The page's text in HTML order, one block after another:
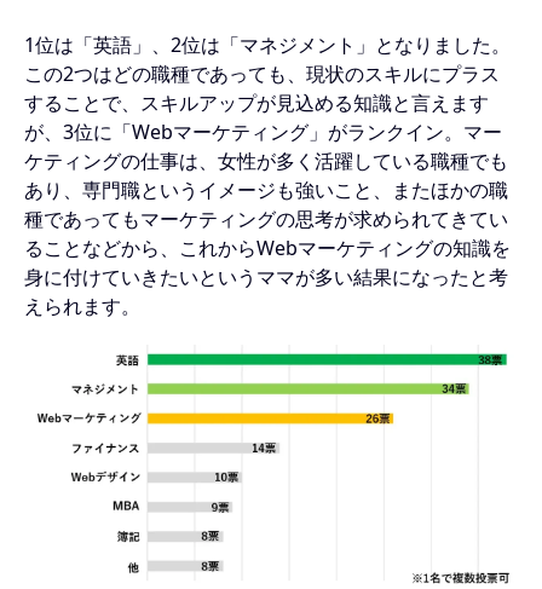
1位は「英語」、2位は「マネジメント」となりました。
この2つはどの職種であっても、現状のスキルにプラス
することで、スキルアップが見込める知識と言えます
が、3位に「Webマーケティング」がランクイン。マー
ケティングの仕事は、女性が多く活躍している職種でも
あり、専門職というイメージも強いこと、またほかの職
種であってもマーケティングの思考が求められてきてい
ることなどから、これからWebマーケティングの知識を
身に付けていきたいというママが多い結果になったと考
えられます。